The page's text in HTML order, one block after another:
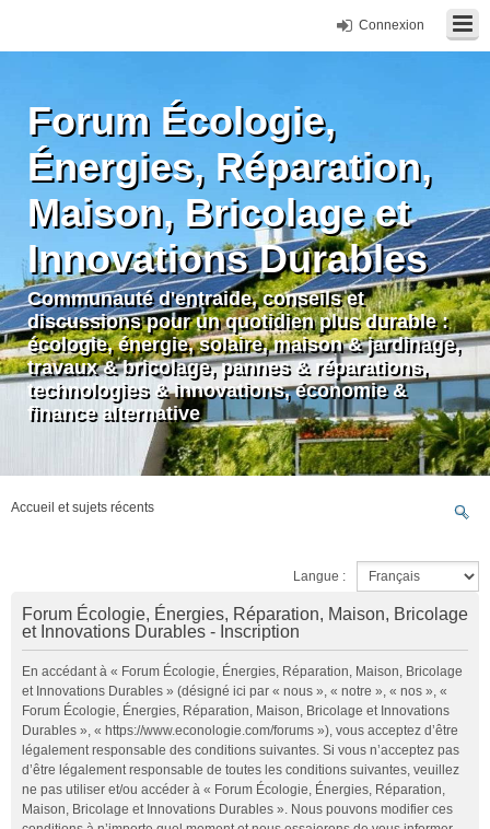
Connexion
Forum Écologie,
Énergies, Réparation,
Maison, Bricolage et
Innovations Durables
Communauté d'entraide, conseils et
discussions pour un quotidien plus durable :
écologie, énergie, solaire, maison & jardinage,
travaux & bricolage, pannes & réparations,
technologies & innovations, économie &
finance alternative
Accueil et sujets récents
Langue :
Forum Écologie, Énergies, Réparation, Maison, Bricolage
et Innovations Durables - Inscription
En accédant à « Forum Écologie, Énergies, Réparation, Maison, Bricolage
et Innovations Durables » (désigné ici par « nous », « notre », « nos », «
Forum Écologie, Énergies, Réparation, Maison, Bricolage et Innovations
Durables », « https://www.econologie.com/forums »), vous acceptez d’être
légalement responsable des conditions suivantes. Si vous n’acceptez pas
d’être légalement responsable de toutes les conditions suivantes, veuillez
ne pas utiliser et/ou accéder à « Forum Écologie, Énergies, Réparation,
Maison, Bricolage et Innovations Durables ». Nous pouvons modifier ces